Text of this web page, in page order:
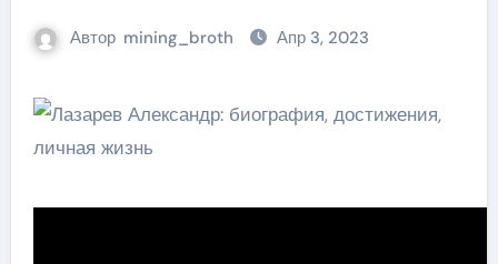
Автор mining_broth Апр 3, 2023